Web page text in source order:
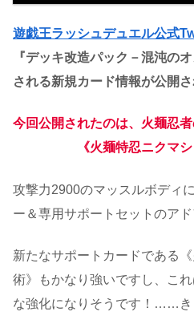
遊戯王ラッシュデュエル公式
『デッキ改造パック－混沌の
される新規カード情報が公開さ
今回公開されたのは、火麺忍
《火麺特忍ニクマ
攻撃力2900のマッスルボディ
ー＆専用サポートセットのアド
新たなサポートカードである
術》もかなり強いですし、こ
な強化になりそうです！……き